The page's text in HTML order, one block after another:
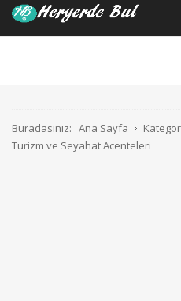
Buradasınız: Ana Sayfa
Turizm ve Seyahat Acenteleri